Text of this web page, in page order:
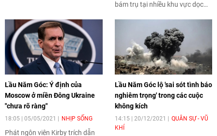
hành vi thiếu an toàn của tàu
Iran tại khu vực.
bám trụ tại nhiều khu vực dọc
Lầu Năm Góc: Ý định của
Moscow ở miền Đông Ukraine
"chưa rõ ràng"
18:05 | 05/05/2021 NHỊP SỐNG
Phát ngôn viên Kirby trích dẫn
Lầu Năm Góc lộ 'sai sót tình báo
nghiêm trọng' trong các cuộc
không kích
14:15 | 20/12/2021
QUÂN SỰ - VŨ
KHÍ